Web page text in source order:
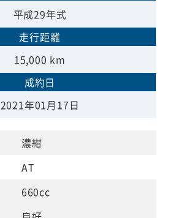
平成29年式
走行距離
15,000 km
成約日
2021年01月17日
濃紺
AT
660cc